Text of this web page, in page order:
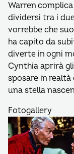
Warren
dividersi tra i
vorrebbe che
ha capito da
diverte in ogni
Cynthia aprirà
sposare in
una stella
Fotogallery